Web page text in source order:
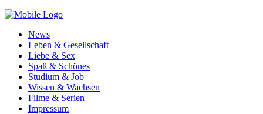
News
Leben & Gesellschaft
Liebe & Sex
Spaß & Schönes
Studium & Job
Wissen & Wachsen
Filme & Serien
Impressum